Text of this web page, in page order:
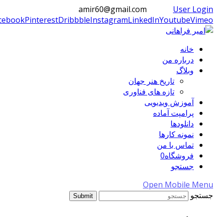
amir60@gmail.com
User Login
PinterestDribbbleInstagramLinkedInYoutubeVimeo
خانه
درباره من
وبلاگ
تاریخ هنر جهان
تازه های فناوری
آموزش ویدیویی
پرامپت آماده
دانلودها
نمونه کارها
تماس با من
فروشگاه0
جستجو
Open Mobile Menu
جستجو
Submit